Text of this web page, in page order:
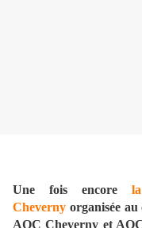
Une fois encore
Cheverny organisée
AOC Cheverny et